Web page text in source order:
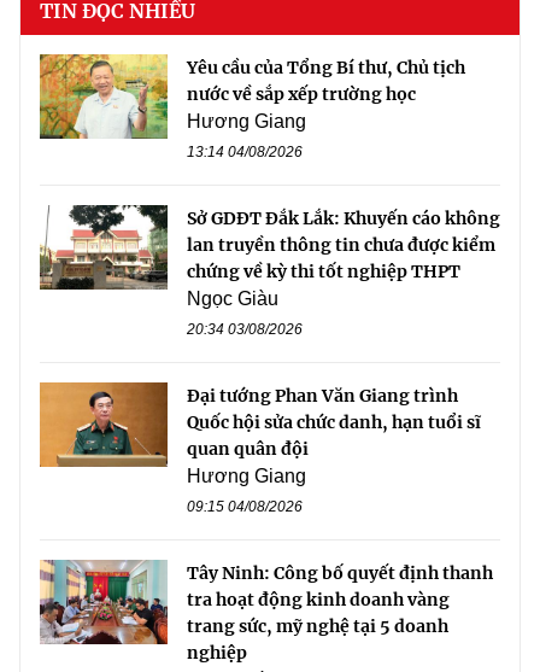
TIN ĐỌC NHIỀU
Yêu cầu của Tổng Bí thư, Chủ tịch
nước về sắp xếp trường học
Hương Giang
13:14 04/08/2026
Sở GDĐT Đắk Lắk: Khuyến cáo không
lan truyền thông tin chưa được kiểm
chứng về kỳ thi tốt nghiệp THPT
Ngọc Giàu
20:34 03/08/2026
Đại tướng Phan Văn Giang trình
Quốc hội sửa chức danh, hạn tuổi sĩ
quan quân đội
Hương Giang
09:15 04/08/2026
Tây Ninh: Công bố quyết định thanh
tra hoạt động kinh doanh vàng
trang sức, mỹ nghệ tại 5 doanh
nghiệp